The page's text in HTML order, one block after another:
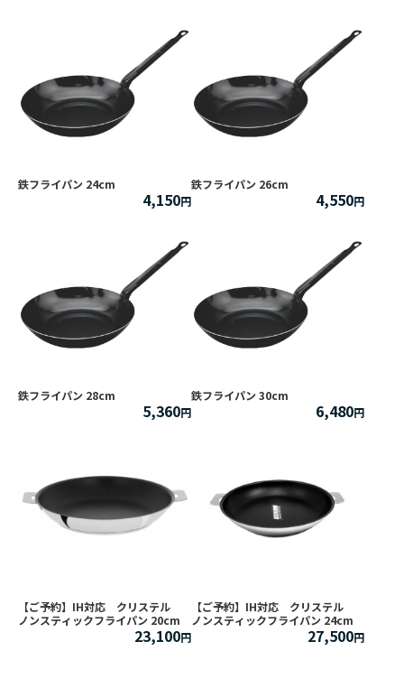
鉄フライパン 24cm
4,150
鉄フライパン 26cm
4,550
鉄フライパン 28cm
5,360
鉄フライパン 30cm
6,480
【ご予約】IH対応 クリステル
ノンスティックフライパン 20cm
23,100
【ご予約】IH対応 クリステル
ノンスティックフライパン 24cm
27,500